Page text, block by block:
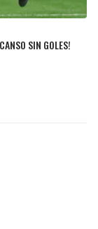
SIN GOLES!